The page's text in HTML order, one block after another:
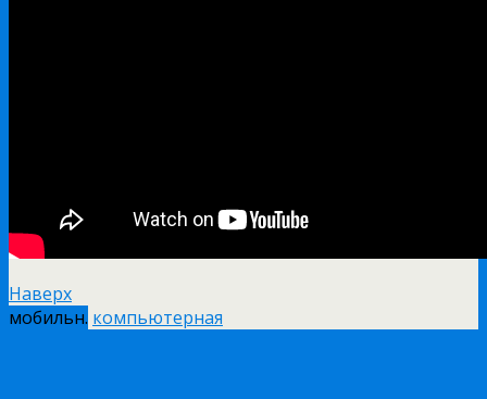
Наверх
мобильн. компьютерная